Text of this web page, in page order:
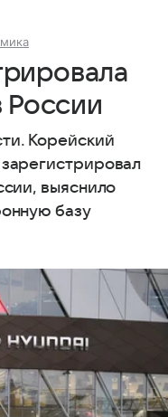
России
Корейский
выяснило
базу